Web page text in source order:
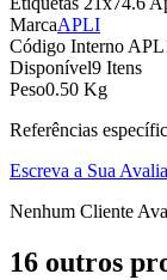
MarcaAPLI
Código Interno
Disponível9 Itens
Peso0.50 Kg
Referências
Escreva a Sua
Nenhum Cliente
16 outros